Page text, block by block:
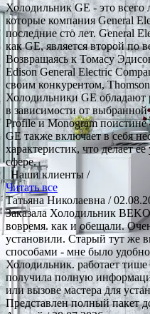
Холодильник GE - это всего
которые компания General
последние сто лет. General
как GE, является второй по
Возвращаясь к Томасу
Edison General Electric
своим конкурентом,
Холодильники GE обладают
в зависимости от
Profile и Monogram
GE также включает в себя
характеристик, что делает
сфере.
Наши клиенты /
Читать все
Татьяна Николаевна /
Заказала Холодильник
вовремя. как и обещали.
установили. Старый тут же
способами - мне было
Холодильник. работает
получила полную
или вызове мастера для
Представлен полный пакет